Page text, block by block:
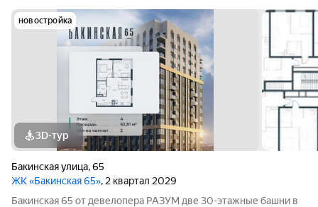
новостройка
3D-тур
Бакинская улица,65
ЖК «Бакинская 65», 2 квартал 2029
Бакинская 65 от девелопера РАЗУМ две 30-этажные башни в